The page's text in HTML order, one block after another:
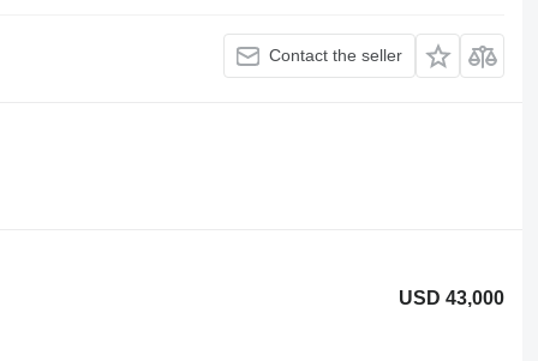
Contact the seller
USD 43,000